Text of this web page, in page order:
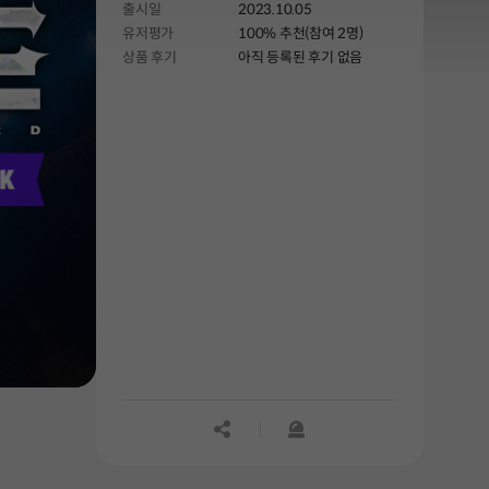
출시일
2023.10.05
유저평가
100% 추천(참여 2명)
상품 후기
아직 등록된 후기 없음
공유하기신고하기